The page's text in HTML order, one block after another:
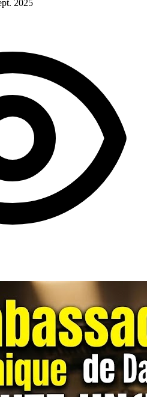
2025